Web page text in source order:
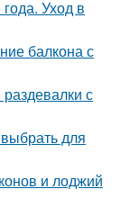
Уход в
балкона с
с
для
и лоджий